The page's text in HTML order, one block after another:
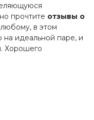
прочтите отзывы о
в этом
на идеальной паре, и
Хорошего